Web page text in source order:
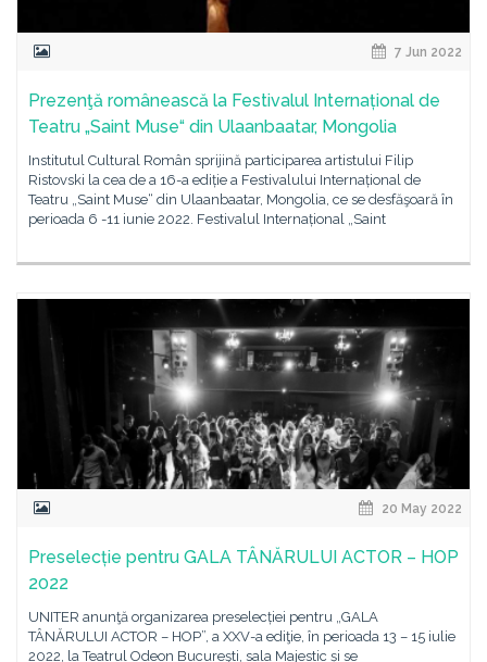
7 Jun 2022
Prezenţă românească la Festivalul Internațional de
Teatru „Saint Muse“ din Ulaanbaatar, Mongolia
Institutul Cultural Român sprijină participarea artistului Filip
Ristovski la cea de a 16-a ediție a Festivalului Internațional de
Teatru „Saint Muse“ din Ulaanbaatar, Mongolia, ce se desfăşoară în
perioada 6 -11 iunie 2022. Festivalul Internațional „Saint
20 May 2022
Preselecție pentru GALA TÂNĂRULUI ACTOR – HOP
2022
UNITER anunţă organizarea preselecției pentru „GALA
TÂNĂRULUI ACTOR – HOP”, a XXV-a ediţie, în perioada 13 – 15 iulie
2022, la Teatrul Odeon Bucureşti, sala Majestic și se